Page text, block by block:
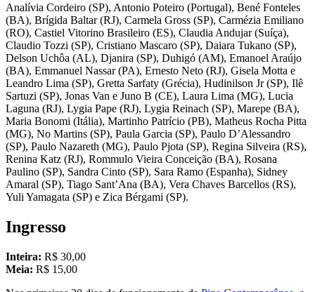
Analívia Cordeiro (SP), Antonio Poteiro (Portugal), Bené Fonteles
(BA), Brígida Baltar (RJ), Carmela Gross (SP), Carmézia Emiliano
(RO), Castiel Vitorino Brasileiro (ES), Claudia Andujar (Suíça),
Claudio Tozzi (SP), Cristiano Mascaro (SP), Daiara Tukano (SP),
Delson Uchôa (AL), Djanira (SP), Duhigó (AM), Emanoel Araújo
(BA), Emmanuel Nassar (PA), Ernesto Neto (RJ), Gisela Motta e
Leandro Lima (SP), Gretta Sarfaty (Grécia), Hudinilson Jr (SP), Ilê
Sartuzi (SP), Jonas Van e Juno B (CE), Laura Lima (MG), Lucia
Laguna (RJ), Lygia Pape (RJ), Lygia Reinach (SP), Marepe (BA),
Maria Bonomi (Itália), Martinho Patrício (PB), Matheus Rocha Pitta
(MG), No Martins (SP), Paula Garcia (SP), Paulo D’Alessandro
(SP), Paulo Nazareth (MG), Paulo Pjota (SP), Regina Silveira (RS),
Renina Katz (RJ), Rommulo Vieira Conceição (BA), Rosana
Paulino (SP), Sandra Cinto (SP), Sara Ramo (Espanha), Sidney
Amaral (SP), Tiago Sant’Ana (BA), Vera Chaves Barcellos (RS),
Yuli Yamagata (SP) e Zica Bérgami (SP).
Ingresso
Inteira: R$ 30,00
Meia: R$ 15,00